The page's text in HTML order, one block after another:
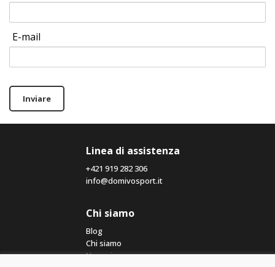
E-mail
Inviare
Linea di assistenza
+421 919 282 306
info@domivosport.it
Chi siamo
Blog
Chi siamo
Negozio